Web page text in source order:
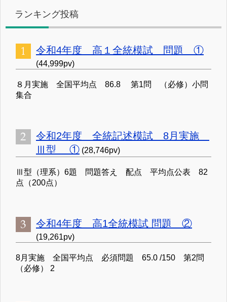
ランキング投稿
令和4年度 高１全統模試 問題 ①
(44,999pv)
８月実施 全国平均点 86.8 第1問 （必修）小問
集合
令和2年度 全統記述模試 8月実施
Ⅲ型 ① (28,746pv)
Ⅲ型（理系）6題 問題答え 配点 平均点公表 82
点（200点）
令和4年度 高1全統模試 問題 ②
(19,261pv)
8月実施 全国平均点 必須問題 65.0 /150 第2問
（必修） 2